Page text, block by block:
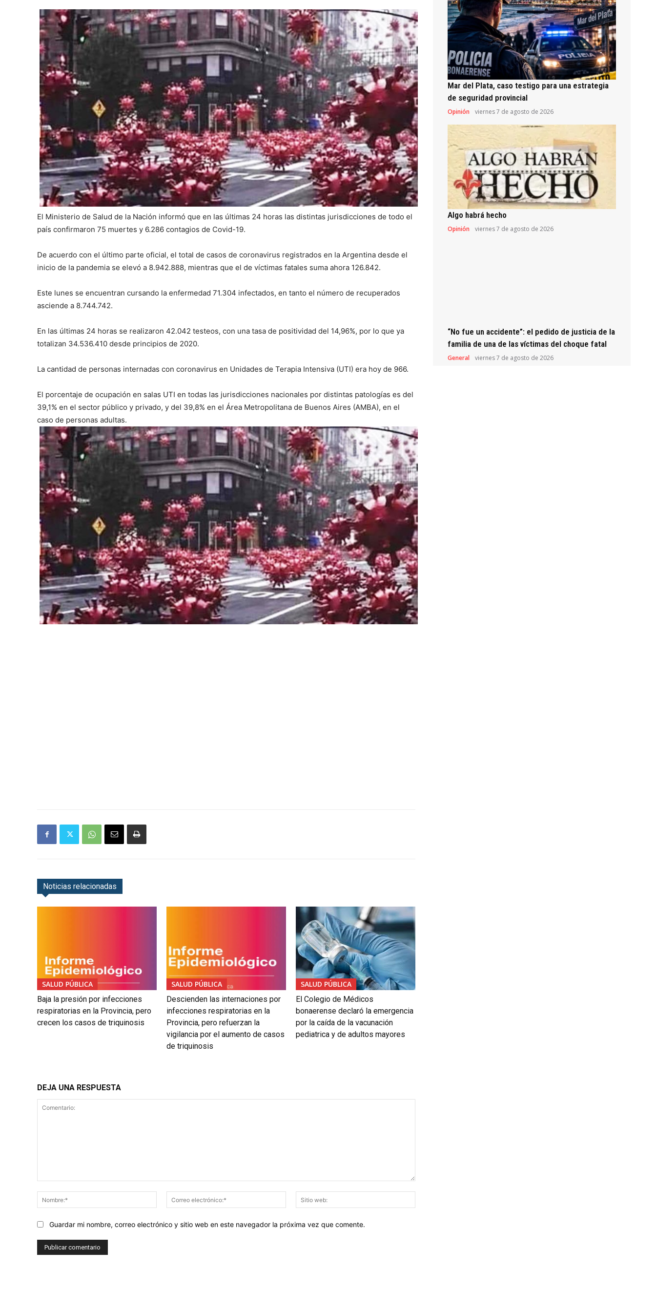
El Ministerio de Salud de la Nación informó que en las últimas 24 horas las distintas jurisdicciones de todo el
país confirmaron 75 muertes y 6.286 contagios de Covid-19.
De acuerdo con el último parte oficial, el total de casos de coronavirus registrados en la Argentina desde el
inicio de la pandemia se elevó a 8.942.888, mientras que el de víctimas fatales suma ahora 126.842.
Este lunes se encuentran cursando la enfermedad 71.304 infectados, en tanto el número de recuperados
asciende a 8.744.742.
En las últimas 24 horas se realizaron 42.042 testeos, con una tasa de positividad del 14,96%, por lo que ya
totalizan 34.536.410 desde principios de 2020.
La cantidad de personas internadas con coronavirus en Unidades de Terapia Intensiva (UTI) era hoy de 966.
El porcentaje de ocupación en salas UTI en todas las jurisdicciones nacionales por distintas patologías es del
39,1% en el sector público y privado, y del 39,8% en el Área Metropolitana de Buenos Aires (AMBA), en el
caso de personas adultas.
Noticias relacionadas
SALUD PÚBLICA
Baja la presión por infecciones
respiratorias en la Provincia, pero
crecen los casos de triquinosis
SALUD PÚBLICA
Descienden las internaciones por
infecciones respiratorias en la
Provincia, pero refuerzan la
vigilancia por el aumento de casos
de triquinosis
SALUD PÚBLICA
El Colegio de Médicos
bonaerense declaró la emergencia
por la caída de la vacunación
pediatrica y de adultos mayores
DEJA UNA RESPUESTA
Nombre:*
Correo
electrónico:*
web:
Guardar mi nombre, correo electrónico y sitio web en este navegador la próxima vez que comente.
Mar del Plata, caso testigo para una estrategia
de seguridad provincial
Opinión viernes 7 de agosto de 2026
Algo habrá hecho
Opinión viernes 7 de agosto de 2026
“No fue un accidente”: el pedido de justicia de la
familia de una de las víctimas del choque fatal
General viernes 7 de agosto de 2026